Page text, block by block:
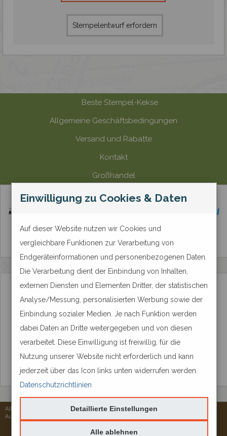
Stempelentwurf erfordern
Beste Stempel-Kekse
Allgemeine Geschäftsbedingungen
Versand und Rabatte
Kontakt
Großhandel
Alle Rechte vorbehalten © 2026
Aureus Services
Einwilligung zu Cookies & Daten
Auf dieser Website nutzen wir Cookies und
vergleichbare Funktionen zur Verarbeitung von
Endgeräteinformationen und personenbezogenen Daten.
Die Verarbeitung dient der Einbindung von Inhalten,
externen Diensten und Elementen Dritter, der statistischen
Analyse/Messung, personalisierten Werbung sowie der
Einbindung sozialer Medien. Je nach Funktion werden
dabei Daten an Dritte weitergegeben und von diesen
verarbeitet. Diese Einwilligung ist freiwillig, für die
Nutzung unserer Website nicht erforderlich und kann
jederzeit über das Icon links unten widerrufen werden.
Datenschutzrichtlinien
Detaillierte Einstellungen
Alle ablehnen